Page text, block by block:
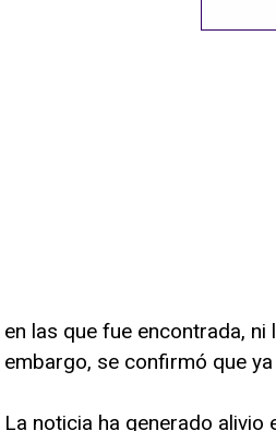
en las que fue encontrada,
embargo, se confirmó que
La noticia ha generado alivio